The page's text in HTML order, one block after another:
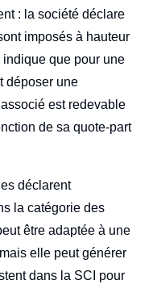
: la société déclare
imposés à hauteur
indique que pour une
déposer une
est redevable
de sa quote-part
déclarent
la catégorie des
être adaptée à une
elle peut générer
dans la SCI pour